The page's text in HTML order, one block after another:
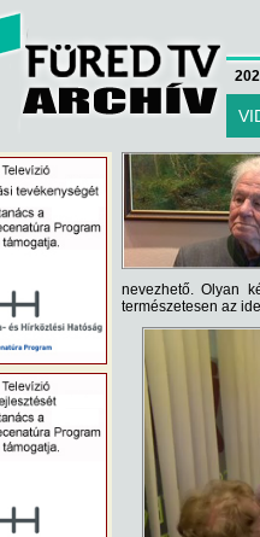
nevezhető. Olyan
természetesen az